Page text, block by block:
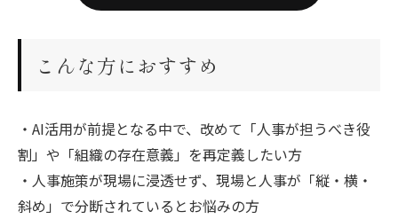
こんな方におすすめ
・AI活用が前提となる中で、改めて「人事が担うべき役
割」や「組織の存在意義」を再定義したい方
・人事施策が現場に浸透せず、現場と人事が「縦・横・
斜め」で分断されているとお悩みの方